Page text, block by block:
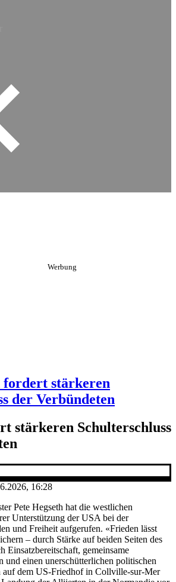
fordert stärkeren
der Verbündeten
stärkeren Schulterschluss
16:28
Pete Hegseth hat die westlichen
Unterstützung der USA bei der
und Freiheit aufgerufen. «Frieden lässt
– durch Stärke auf beiden Seiten des
Einsatzbereitschaft, gemeinsame
und einen unerschütterlichen politischen
auf dem US-Friedhof in Collville-sur-Mer